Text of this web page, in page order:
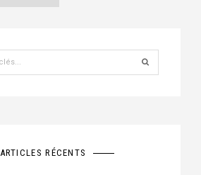
ARTICLES RÉCENTS